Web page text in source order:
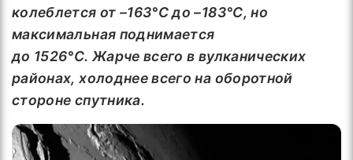
колеблется от –163°С до –183°С, но
максимальная поднимается
до 1526°С. Жарче всего в вулканических
районах, холоднее всего на оборотной
стороне спутника.